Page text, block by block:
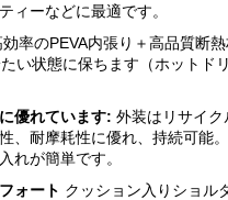
ィーなどに最適です。
効率のPEVA内張り＋高品質断
い状態に保ちます（ホットド
優れています: 外装はリサイク
、耐摩耗性に優れ、持続可能
れが簡単です。
ォート クッション入りショル